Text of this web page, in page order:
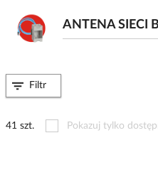
ANTENA SIECI
41 szt. Pokazuj tylko
Filtr